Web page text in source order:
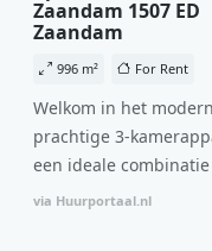
Zaandam 1507 ED
Zaandam
996 m² For Rent
Welkom in het
prachtige 3-
een ideale
locatie. Met een
via Huurportaal.nl